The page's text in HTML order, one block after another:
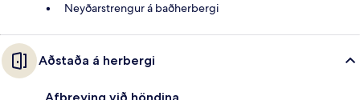
Neyðarstrengur á baðherbergi
Aðstaða á herbergi